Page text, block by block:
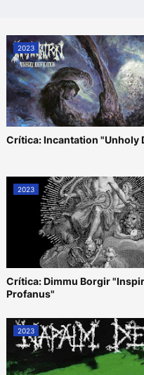
2023
Crítica: Incantation "Unholy
2023
Crítica: Dimmu Borgir
Profanus"
2023